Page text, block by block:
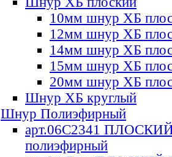
10мм шнур ХБ
12мм шнур ХБ
14мм шнур ХБ
15мм шнур ХБ
20мм шнур ХБ
Шнур ХБ круглый
Шнур Полиэфирный
арт.06С2341
полиэфирный